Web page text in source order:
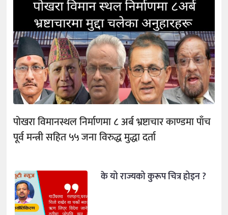
पोखरा विमानस्थल निर्माणमा ८ अर्ब भ्रष्टाचार काण्डमा पाँच
पूर्व मन्त्री सहित ५५ जना विरुद्ध मुद्धा दर्ता
के यो राज्यको कुरूप चित्र होइन ?